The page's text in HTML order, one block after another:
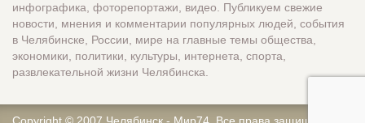
инфографика, фоторепортажи, видео. Публикуем свежие
новости, мнения и комментарии популярных людей, события
в Челябинске, России, мире на главные темы общества,
экономики, политики, культуры, интернета, спорта,
развлекательной жизни Челябинска.